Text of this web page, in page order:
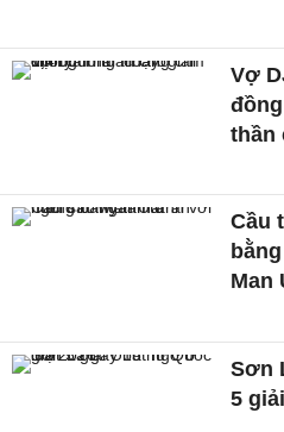
Vợ
thần
Cầu
Man
Sơn
5